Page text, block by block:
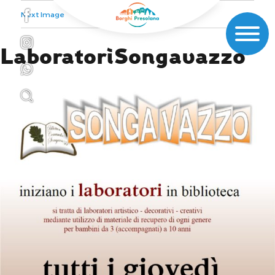
Next Image
LaboratoriSongavazzo